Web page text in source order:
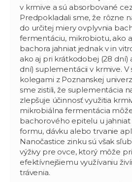
v krmive a sú absorbované
Predpokladali sme, že rôzne
do určitej miery ovplyvnia
fermentáciu, mikrobiotu, ako
bachora jahniat jednak v in
ako aj pri krátkodobej (28 dní)
dní) suplementácii v krmive. V
kolegami z Poznanskej
sme zistili, že suplementácia
zlepšuje účinnosť využitia
mikrobiálna fermentácia
bachorového epitelu u
formu, dávku alebo trvanie
Nanočastice zinku sú však
výživy pre ovce, ktorý môže
efektívnejšiemu využívaniu
trávenia.